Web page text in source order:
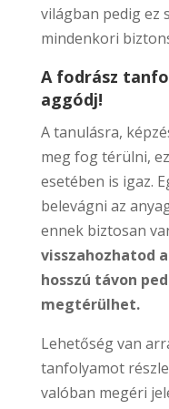
világban pedig ez
mindenkori
A fodrász
aggódj!
A tanulásra,
meg fog térülni,
esetében is igaz.
belevágni az
ennek biztosan
visszahozhatod a
hosszú távon
megtérülhet.
Lehetőség van
tanfolyamot
valóban megéri